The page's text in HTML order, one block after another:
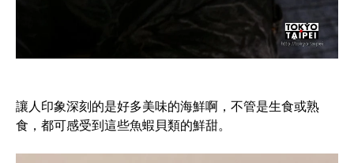
讓人印象深刻的是好多美味的海鮮啊，不管是生食或熟
食，都可感受到這些魚蝦貝類的鮮甜。